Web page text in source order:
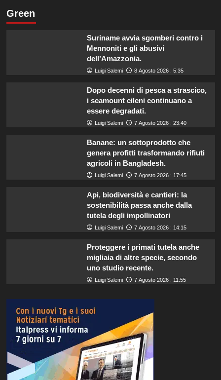
Green
Suriname avvia sgomberi contro i
Mennoniti e gli abusivi
dell’Amazzonia.
Luigi Salemi 8 Agosto 2026 : 5:35
Dopo decenni di pesca a strascico,
i seamount cileni continuano a
essere degradati.
Luigi Salemi 7 Agosto 2026 : 23:40
Banane: un sottoprodotto che
genera profitti trasformando rifiuti
agricoli in Bangladesh.
Luigi Salemi 7 Agosto 2026 : 17:45
Api, biodiversità e cantieri: la
sostenibilità passa anche dalla
tutela degli impollinatori
Luigi Salemi 7 Agosto 2026 : 14:15
Proteggere i primati tutela anche
migliaia di altre specie, secondo
uno studio recente.
Luigi Salemi 7 Agosto 2026 : 11:55